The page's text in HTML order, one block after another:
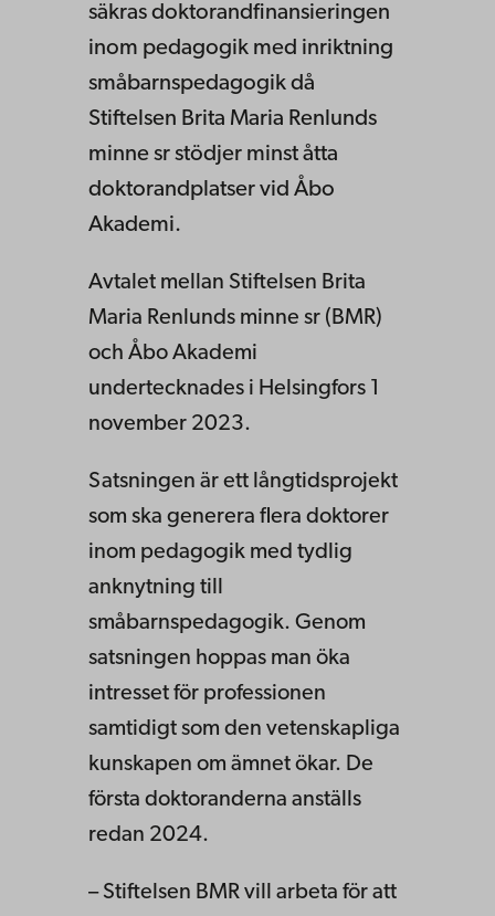
säkras doktorandfinansieringen
inom pedagogik med inriktning
småbarnspedagogik då
Stiftelsen Brita Maria Renlunds
minne sr stödjer minst åtta
doktorandplatser vid Åbo
Akademi.
Avtalet mellan Stiftelsen Brita
Maria Renlunds minne sr (BMR)
och Åbo Akademi
undertecknades i Helsingfors 1
november 2023.
Satsningen är ett långtidsprojekt
som ska generera flera doktorer
inom pedagogik med tydlig
anknytning till
småbarnspedagogik. Genom
satsningen hoppas man öka
intresset för professionen
samtidigt som den vetenskapliga
kunskapen om ämnet ökar. De
första doktoranderna anställs
redan 2024.
– Stiftelsen BMR vill arbeta för att